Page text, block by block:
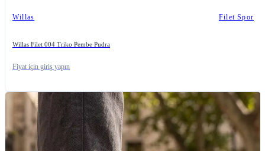
Willas Filet Spor
Willas Filet 004 Triko Pembe Pudra
Fiyat için giriş yapın